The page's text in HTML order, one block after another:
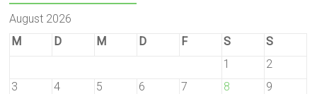
August 2026
M
D M D F S
S
1
2
3
4 5 6 7 8
9